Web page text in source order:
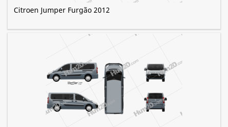
Citroen Jumper Furgão 2012